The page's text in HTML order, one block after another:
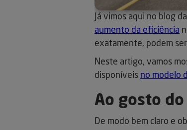
Já vimos aqui no blog
aumento da eficiência
exatamente, podem
Neste artigo, vamos
disponíveis no modelo
Ao gosto
De modo bem claro e